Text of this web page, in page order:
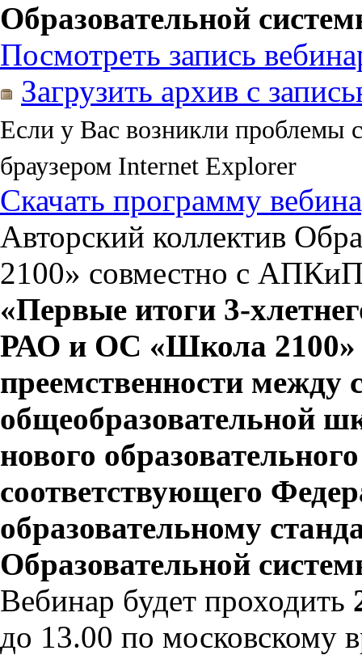
Образовательной
Посмотреть запись
Загрузить архив с
Если у Вас возникли проблемы
браузером Internet Explorer
Скачать программу
Авторский коллектив
2100» совместно с
«Первые итоги 3-
РАО и ОС «Школа 2100»
преемственности между
общеобразовательной
нового
соответствующего
образовательному
Образовательной
Вебинар будет проходить
до 13.00 по московскому